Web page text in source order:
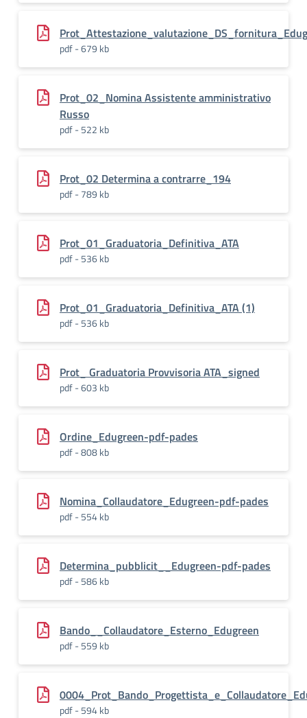
pdf - 679 kb
Prot_02_Nomina Assistente amministrativo
Russo
pdf - 522 kb
Prot_02 Determina a contrarre_194
pdf - 789 kb
Prot_01_Graduatoria_Definitiva_ATA
pdf - 536 kb
Prot_01_Graduatoria_Definitiva_ATA (1)
pdf - 536 kb
Prot_ Graduatoria Provvisoria ATA_signed
pdf - 603 kb
Ordine_Edugreen-pdf-pades
pdf - 808 kb
Nomina_Collaudatore_Edugreen-pdf-pades
pdf - 554 kb
Determina_pubblicit__Edugreen-pdf-pades
pdf - 586 kb
Bando__Collaudatore_Esterno_Edugreen
pdf - 559 kb
pdf - 594 kb